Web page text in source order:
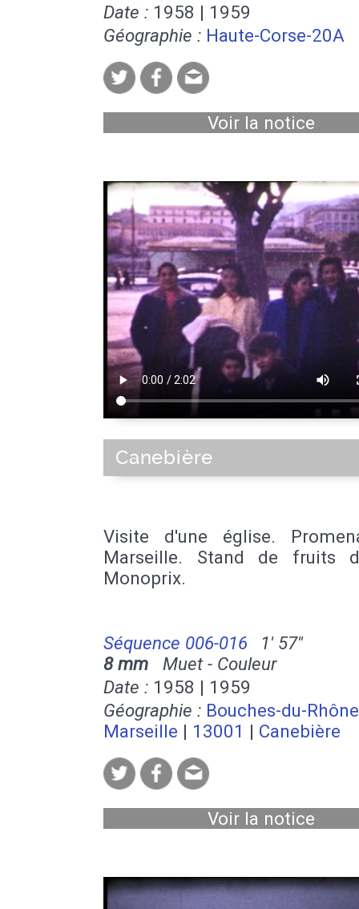
Date : 1958 | 1959
Géographie : Haute-Corse-20A
Voir la notice
Canebière
Visite d'une église.
Marseille. Stand de fruits
Monoprix.
Séquence 006-016
1' 57''
8 mm Muet - Couleur
Date : 1958 | 1959
Géographie : Bouches-du-
Marseille | 13001 | Canebière
Voir la notice